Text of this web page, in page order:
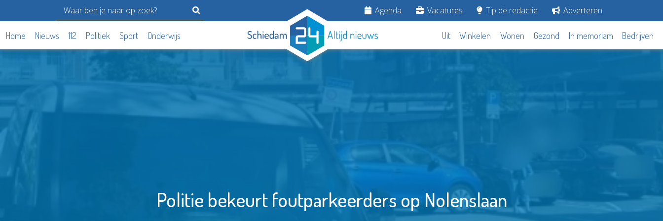
Agenda Vacatures Tip de redactie Adverteren
Home Nieuws 112 Politiek Sport Onderwijs Uit Winkelen Wonen Gezond In memoriam Bedrijven
Politie bekeurt foutparkeerders op Nolenslaan